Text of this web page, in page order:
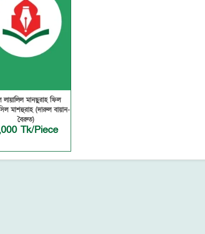
মানছুরাহ ফিল
মাশহুরাহ (দারুল বায়ান-
বৈরুত)
Tk/Piece